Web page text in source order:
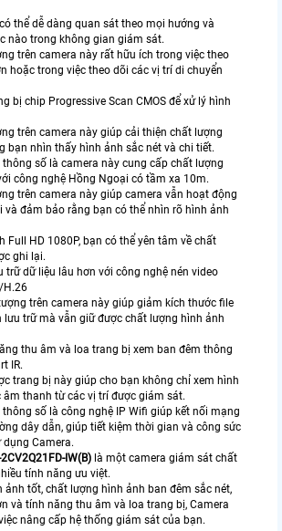
thể dễ dàng quan sát theo mọi hướng và
nào trong không gian giám sát.
trên camera này rất hữu ích trong việc theo
hoặc trong việc theo dõi các vị trí di chuyển
bị chip Progressive Scan CMOS để xử lý hình
trên camera này giúp cải thiện chất lượng
bạn nhìn thấy hình ảnh sắc nét và chi tiết.
số là camera này cung cấp chất lượng
công nghệ Hồng Ngoại có tầm xa 10m.
trên camera này giúp camera vẫn hoạt động
và đảm bảo rằng bạn có thể nhìn rõ hình ảnh
Full HD 1080P, bạn có thể yên tâm về chất
ghi lại.
trữ dữ liệu lâu hơn với công nghệ nén video
H.26
trên camera này giúp giảm kích thước file
lưu trữ mà vẫn giữ được chất lượng hình ảnh
thu âm và loa trang bị xem ban đêm thông
IR.
trang bị này giúp cho bạn không chỉ xem hình
thanh từ các vị trí được giám sát.
số là công nghệ IP Wifi giúp kết nối mạng
dây dẫn, giúp tiết kiệm thời gian và công sức
Camera.
2CV2Q21FD-IW(B) là một camera giám sát chất
tính năng ưu việt.
ảnh tốt, chất lượng hình ảnh ban đêm sắc nét,
và tính năng thu âm và loa trang bị, Camera
nâng cấp hệ thống giám sát của bạn.